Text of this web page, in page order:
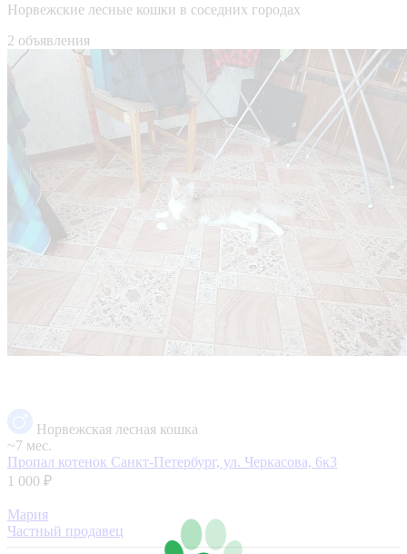
Норвежские лесные кошки в соседних городах
2 объявления
Норвежская лесная кошка
~7 мес.
Пропал котенок Санкт-Петербург, ул. Черкасова, 6к3
1 000 ₽
Мария
Частный продавец